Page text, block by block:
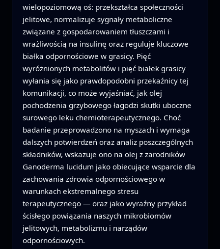
wielopoziomową oś: przekształca społeczności
jelitowe, normalizuje sygnały metaboliczne
związane z gospodarowaniem tłuszczami i
wrażliwością na insulinę oraz reguluje kluczowe
białka odpornościowe w grasicy. Pięć
wyróżnionych metabolitów i pięć białek grasicy
wyłania się jako prawdopodobni przekaźnicy tej
komunikacji, co może wyjaśniać, jak olej
pochodzenia grzybowego łagodzi skutki uboczne
surowego leku chemioterapeutycznego. Choć
badanie przeprowadzono na myszach i wymaga
dalszych potwierdzeń oraz analiz poszczególnych
składników, wskazuje ono na olej z zarodników
Ganoderma lucidum jako obiecujące wsparcie dla
zachowania zdrowia odpornościowego w
warunkach ekstremalnego stresu
terapeutycznego — oraz jako wyraźny przykład
ścisłego powiązania naszych mikrobiomów
jelitowych, metabolizmu i narządów
odpornościowych.